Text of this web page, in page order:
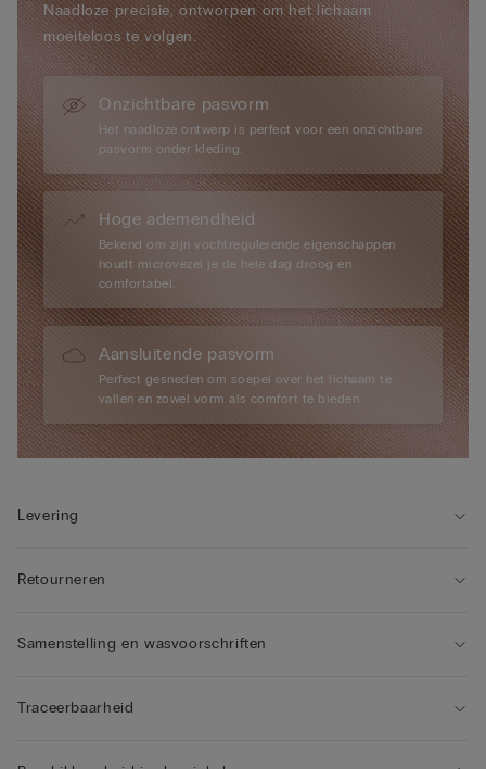
Naadloze precisie, ontworpen om het lichaam
moeiteloos te volgen.
Onzichtbare pasvorm
Het naadloze ontwerp is perfect voor een onzichtbare
pasvorm onder kleding.
Hoge ademendheid
Bekend om zijn vochtregulerende eigenschappen
houdt microvezel je de hele dag droog en
comfortabel.
Aansluitende pasvorm
Perfect gesneden om soepel over het lichaam te
vallen en zowel vorm als comfort te bieden.
Levering
Retourneren
Samenstelling en wasvoorschriften
Traceerbaarheid